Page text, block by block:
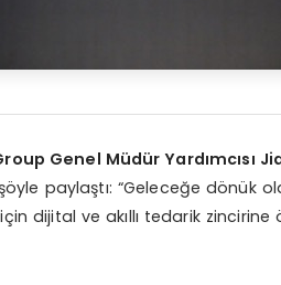
Genel Müdür Yardımcısı
paylaştı: “Geleceğe dönük
dijital ve akıllı tedarik zincirine